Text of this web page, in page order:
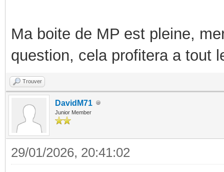
Ma boite de MP est pleine,
question, cela profitera a tout
Trouver
DavidM71
Junior Member
29/01/2026, 20:41:02